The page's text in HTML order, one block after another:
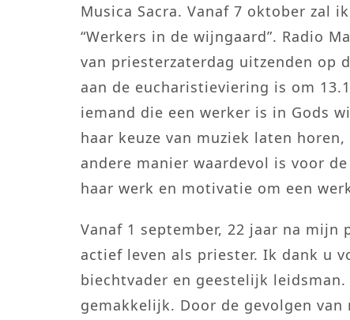
Musica Sacra. Vanaf 7 oktober zal
“Werkers in de wijngaard”. Radio
van priesterzaterdag uitzenden op
aan de eucharistieviering is om
iemand die een werker is in Gods
haar keuze van muziek laten
andere manier waardevol is voor
haar werk en motivatie om een
Vanaf 1 september, 22 jaar na
actief leven als priester. Ik dank u
biechtvader en geestelijk
gemakkelijk. Door de gevolgen